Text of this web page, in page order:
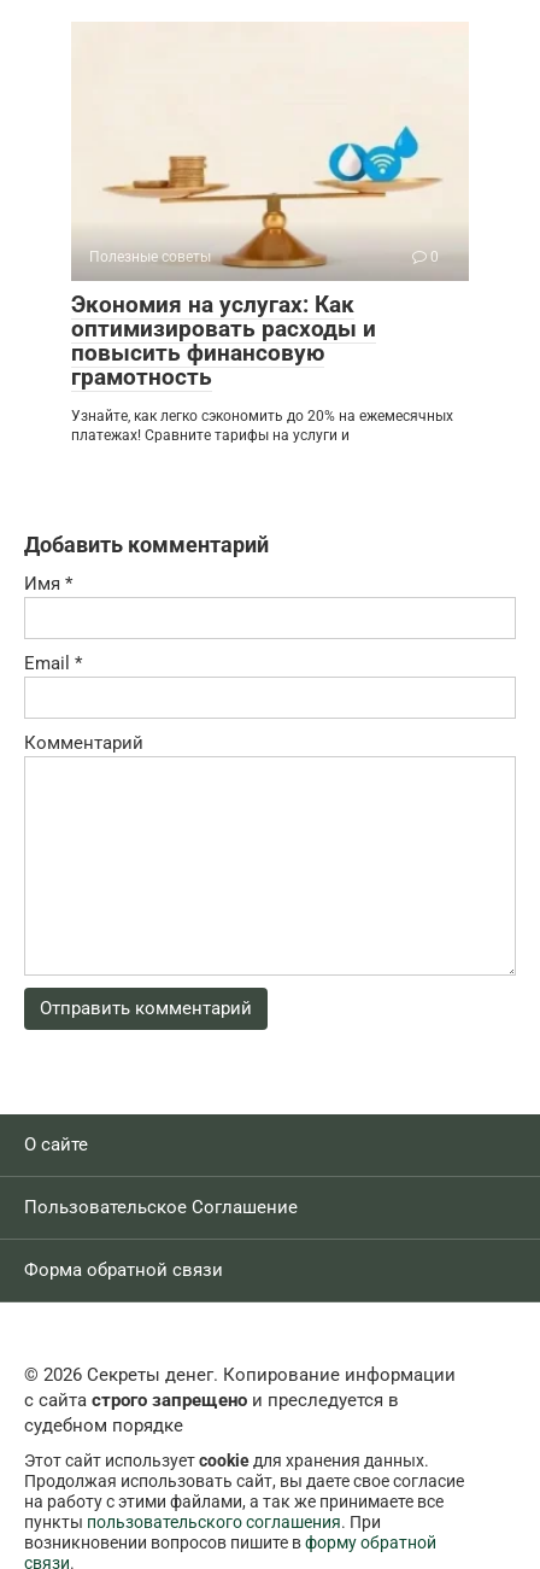
Полезные советы 0
Экономия на услугах: Как
оптимизировать расходы и
повысить финансовую
грамотность
Узнайте, как легко сэкономить до 20% на ежемесячных
платежах! Сравните тарифы на услуги и
Добавить комментарий
Имя *
Email *
Комментарий
О сайте
Пользовательское Соглашение
Форма обратной связи
© 2026 Секреты денег. Копирование информации
с сайта строго запрещено и преследуется в
судебном порядке
Этот сайт используетcookie для хранения данных.
Продолжая использовать сайт, вы даете свое согласие
на работу с этими файлами, а так же принимаете все
пункты пользовательского соглашения. При
возникновении вопросов пишите вформу обратной
связи.